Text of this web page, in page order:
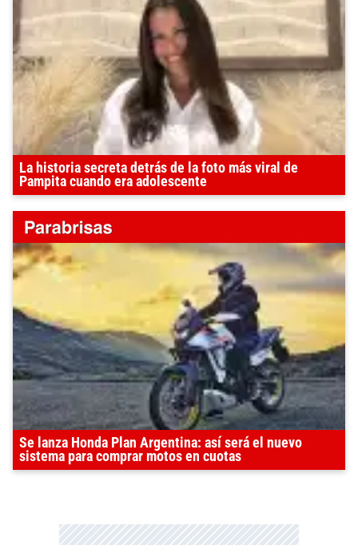
La historia secreta detrás de la foto más viral de
Pampita cuando era adolescente
Se lanza Honda Plan Argentina: así será el nuevo
sistema para comprar motos en cuotas